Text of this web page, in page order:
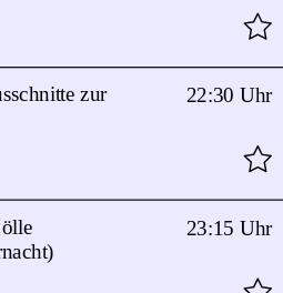
22:30 Uhr
zur
23:15 Uhr